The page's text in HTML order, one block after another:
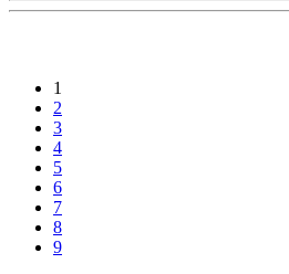
1
2
3
4
5
6
7
8
9